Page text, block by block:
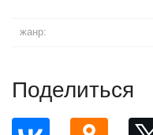
жанр:
Поделиться